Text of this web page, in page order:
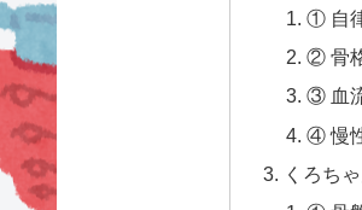
① 自
② 骨
③ 血
④ 慢
くろち